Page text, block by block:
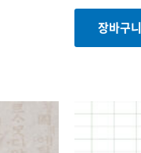
장바구니